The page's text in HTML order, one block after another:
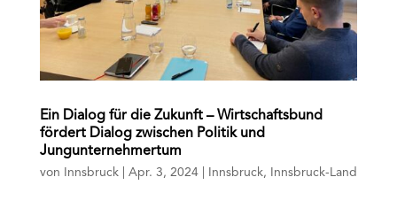
Ein Dialog für die Zukunft – Wirtschaftsbund
fördert Dialog zwischen Politik und
Jungunternehmertum
von Innsbruck| Apr. 3, 2024| Innsbruck, Innsbruck-Land